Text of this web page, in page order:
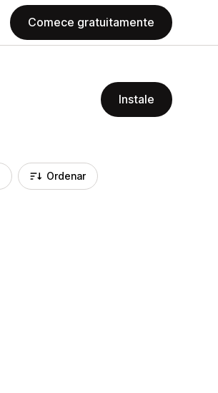
Comece gratuitamente
Instale
Ordenar